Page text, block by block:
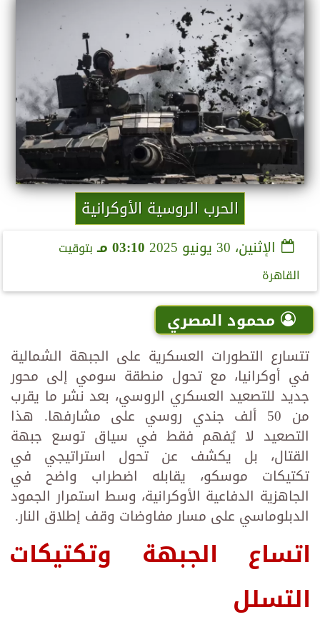
الحرب الروسية الأوكرانية
الإثنين، 30 يونيو 2025 03:10 مـ
بتوقيت
القاهرة
محمود المصري
تتسارع التطورات العسكرية على الجبهة الشمالية
في أوكرانيا، مع تحول منطقة سومي إلى محور
جديد للتصعيد العسكري الروسي، بعد نشر ما يقرب
من 50 ألف جندي روسي على مشارفها. هذا
التصعيد لا يُفهم فقط في سياق توسع جبهة
القتال، بل يكشف عن تحول استراتيجي في
تكتيكات موسكو، يقابله اضطراب واضح في
الجاهزية الدفاعية الأوكرانية، وسط استمرار الجمود
الدبلوماسي على مسار مفاوضات وقف إطلاق النار.
اتساع الجبهة وتكتيكات
التسلل